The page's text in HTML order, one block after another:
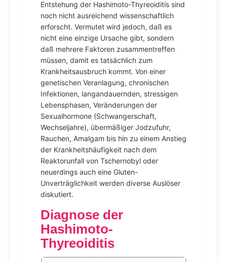
Entstehung der Hashimoto-Thyreoiditis sind
noch nicht ausreichend wissenschaftlich
erforscht. Vermutet wird jedoch, daß es
nicht eine einzige Ursache gibt, sondern
daß mehrere Faktoren zusammentreffen
müssen, damit es tatsächlich zum
Krankheitsausbruch kommt. Von einer
genetischen Veranlagung, chronischen
Infektionen, langandauernden, stressigen
Lebensphasen, Veränderungen der
Sexualhormone (Schwangerschaft,
Wechseljahre), übermäßiger Jodzufuhr,
Rauchen, Amalgam bis hin zu einem Anstieg
der Krankheitshäufigkeit nach dem
Reaktorunfall von Tschernobyl oder
neuerdings auch eine Gluten-
Unverträglichkeit werden diverse Auslöser
diskutiert.
Diagnose der
Hashimoto-
Thyreoiditis